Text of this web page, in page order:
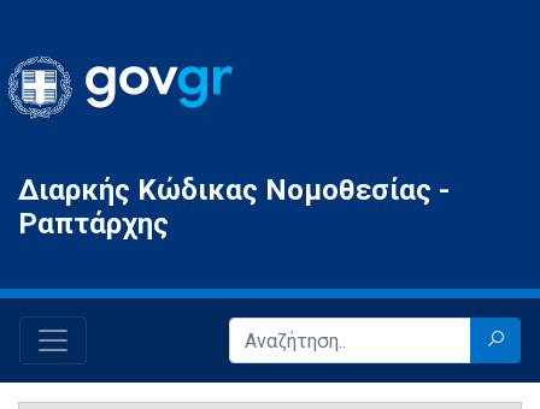
Gov.gr
Διαρκής Κώδικας Νομοθεσίας -
Ραπτάρχης